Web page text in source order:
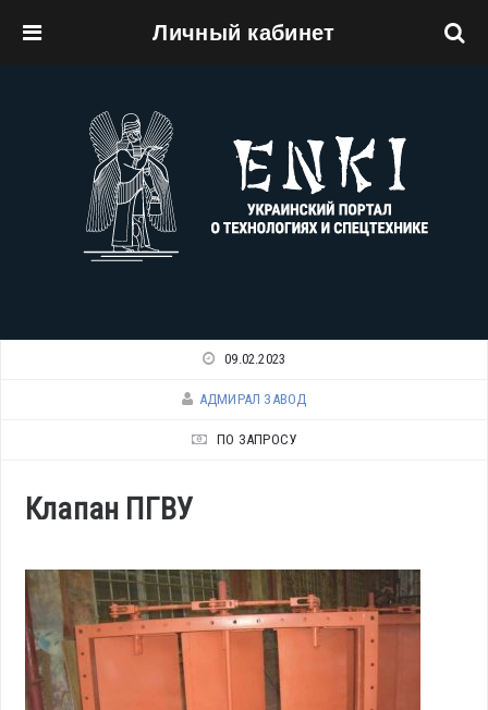
Личный кабинет
09.02.2023
АДМИРАЛ ЗАВОД
ПО ЗАПРОСУ
Клапан ПГВУ